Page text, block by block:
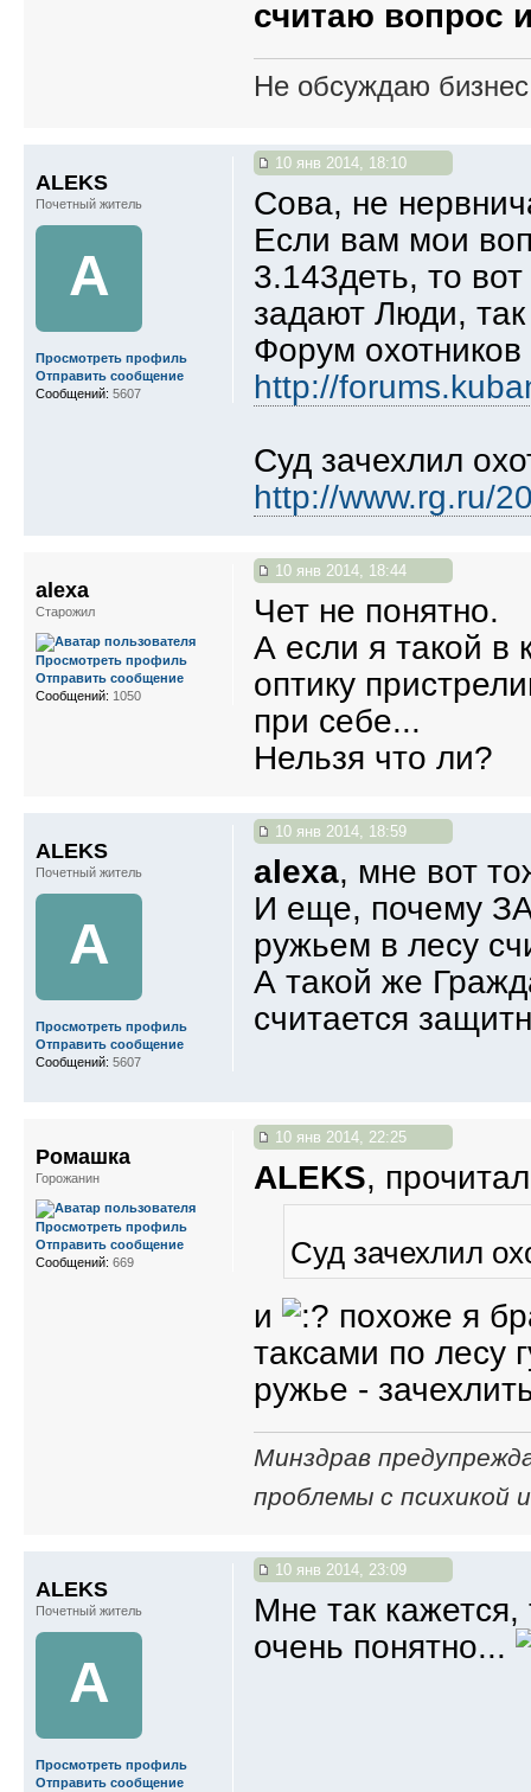
считаю вопрос
Не обсуждаю
10 янв 2014, 18:10
Сова, не
Если вам мои
3.143деть, то
задают Люди,
Форум охотников
http://
Суд зачехлил
http://www.rg.ru/
ALEKS
Почетный житель
A
Просмотреть профиль
Отправить сообщение
Сообщений: 5607
10 янв 2014, 18:44
Чет не понятно.
А если я такой в
оптику
при себе...
Нельзя что ли?
alexa
Старожил
Просмотреть профиль
Отправить сообщение
Сообщений: 1050
10 янв 2014, 18:59
alexa, мне вот
И еще, почему
ружьем в лесу
А такой же
считается
ALEKS
Почетный житель
A
Просмотреть профиль
Отправить сообщение
Сообщений: 5607
10 янв 2014, 22:25
ALEKS,
Суд зачехлил
и
похоже я
таксами по лесу
ружье -
Mинздрaв
прoблемы с психикoй
Ромашка
Горожанин
Просмотреть профиль
Отправить сообщение
Сообщений: 669
10 янв 2014, 23:09
Мне так
очень понятно...
ALEKS
Почетный житель
A
Просмотреть профиль
Отправить сообщение